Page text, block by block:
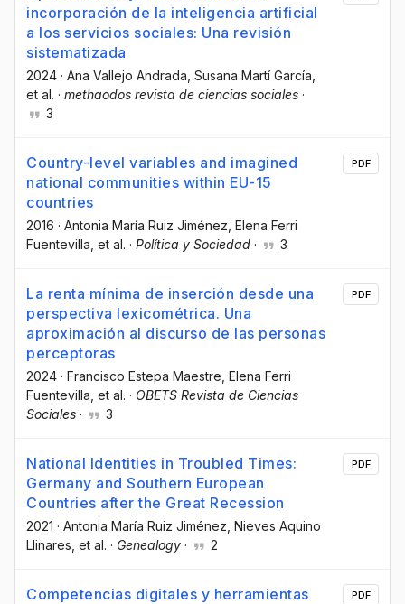
incorporación de la inteligencia artificial
a los servicios sociales: Una revisión
sistematizada
2024 · Ana Vallejo Andrada , Susana Martí García
et al. · methaodos revista de ciencias sociales ·
3
Country-level variables and imagined
national communities within EU-15
countries
2016 · Antonia María Ruiz Jiménez , Elena Ferri
Fuentevilla , et al. · Política y Sociedad · 3
PDF
La renta mínima de inserción desde una
perspectiva lexicométrica. Una
aproximación al discurso de las personas
perceptoras
2024 · Francisco Estepa Maestre , Elena Ferri
Fuentevilla , et al. · OBETS Revista de Ciencias
Sociales · 3
PDF
National Identities in Troubled Times:
Germany and Southern European
Countries after the Great Recession
2021 · Antonia María Ruiz Jiménez , Nieves Aquino
Llinares , et al. · Genealogy · 2
PDF
Competencias digitales y herramientas
PDF